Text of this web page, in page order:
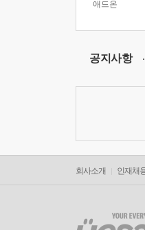
애드온
공지사항
회사소개 인재채